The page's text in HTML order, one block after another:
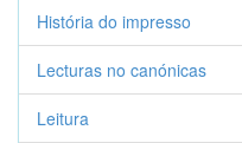
História do impresso
Lecturas no canónicas
Leitura